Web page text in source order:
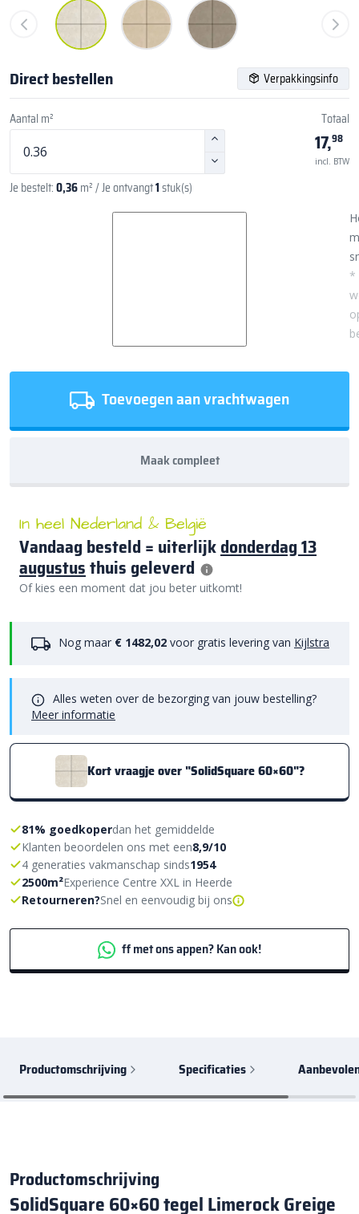
Direct bestellen Verpakkingsinfo
Aantal m²
Je bestelt:0,36m²/ Je ontvangt1stuk(s)
Totaal
17,98
incl. BTW
*
Toevoegen aan vrachtwagen
Maak compleet
In heel Nederland & België
Vandaag besteld = uiterlijkdonderdag 13
augustusthuis geleverd
Of kies een moment dat jou beter uitkomt!
Nog maar € 1482,02 voor gratis levering van Kijlstra
Alles weten over de bezorging van jouw bestelling?
Meer informatie
Kort vraagje over "SolidSquare 60×60"?
81% goedkoperdan het gemiddelde
Klanten beoordelen ons met een8,9/10
4 generaties vakmanschap sinds1954
2500m²Experience Centre XXL in Heerde
Retourneren?Snel en eenvoudig bij ons
ff met ons appen? Kan ook!
Productomschrijving Specificaties
Productomschrijving
SolidSquare 60×60 tegel Limerock Greige